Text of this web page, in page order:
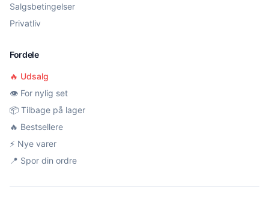
Salgsbetingelser
Privatliv
Fordele
🔥 Udsalg
👁️ For nylig set
📦 Tilbage på lager
🔥 Bestsellere
⚡ Nye varer
📍 Spor din ordre